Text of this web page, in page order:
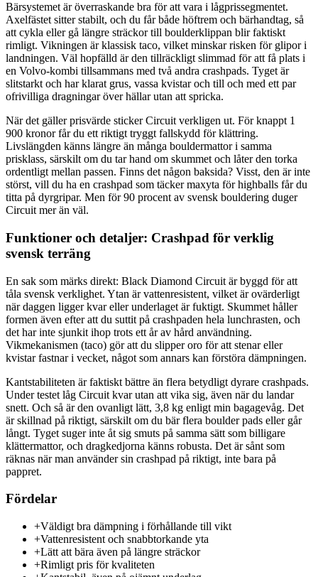
Bärsystemet är överraskande bra för att vara i lågprissegmentet.
Axelfästet sitter stabilt, och du får både höftrem och bärhandtag, så
att cykla eller gå längre sträckor till boulderklippan blir faktiskt
rimligt. Vikningen är klassisk taco, vilket minskar risken för glipor i
landningen. Väl hopfälld är den tillräckligt slimmad för att få plats i
en Volvo-kombi tillsammans med två andra crashpads. Tyget är
slitstarkt och har klarat grus, vassa kvistar och till och med ett par
ofrivilliga dragningar över hällar utan att spricka.
När det gäller prisvärde sticker Circuit verkligen ut. För knappt 1
900 kronor får du ett riktigt tryggt fallskydd för klättring.
Livslängden känns längre än många bouldermattor i samma
prisklass, särskilt om du tar hand om skummet och låter den torka
ordentligt mellan passen. Finns det någon baksida? Visst, den är inte
störst, vill du ha en crashpad som täcker maxyta för highballs får du
titta på dyrgripar. Men för 90 procent av svensk bouldering duger
Circuit mer än väl.
Funktioner och detaljer: Crashpad för verklig
svensk terräng
En sak som märks direkt: Black Diamond Circuit är byggd för att
tåla svensk verklighet. Ytan är vattenresistent, vilket är ovärderligt
när daggen ligger kvar eller underlaget är fuktigt. Skummet håller
formen även efter att du suttit på crashpaden hela lunchrasten, och
det har inte sjunkit ihop trots ett år av hård användning.
Vikmekanismen (taco) gör att du slipper oro för att stenar eller
kvistar fastnar i vecket, något som annars kan förstöra dämpningen.
Kantstabiliteten är faktiskt bättre än flera betydligt dyrare crashpads.
Under testet låg Circuit kvar utan att vika sig, även när du landar
snett. Och så är den ovanligt lätt, 3,8 kg enligt min bagagevåg. Det
är skillnad på riktigt, särskilt om du bär flera boulder pads eller går
långt. Tyget suger inte åt sig smuts på samma sätt som billigare
klättermattor, och dragkedjorna känns robusta. Det är sånt som
räknas när man använder sin crashpad på riktigt, inte bara på
pappret.
Fördelar
+Väldigt bra dämpning i förhållande till vikt
+Vattenresistent och snabbtorkande yta
+Lätt att bära även på längre sträckor
+Rimligt pris för kvaliteten